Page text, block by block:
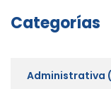
Categorías
Administrativa